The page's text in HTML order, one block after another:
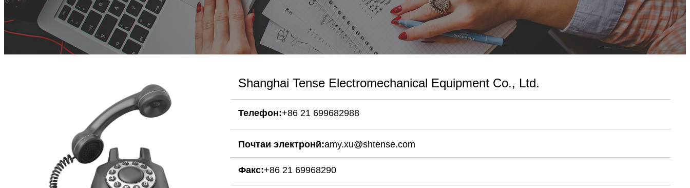
Shanghai Tense Electromechanical Equipment Co., Ltd.
Телефон:+86 21 699682988
Почтаи электронӣ:amy.xu@shtense.com
Факс:+86 21 69968290